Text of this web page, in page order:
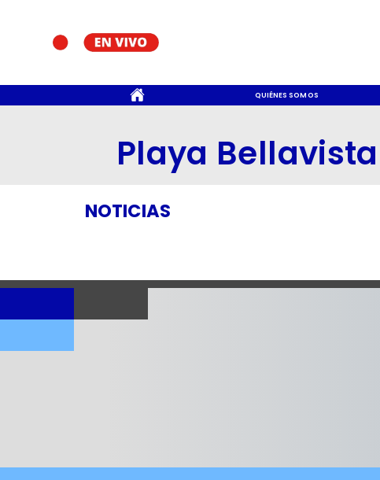
QUIÉNES SOMOS
Playa Bellavista
NOTICIAS